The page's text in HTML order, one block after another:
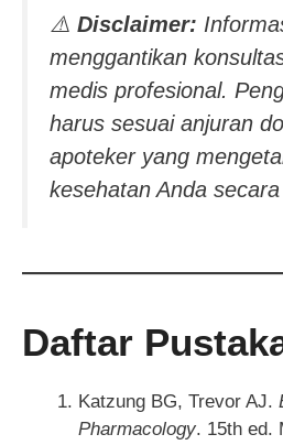
⚠️ Disclaimer:
menggantikan
medis profesional.
harus sesuai anjuran
apoteker yang
kesehatan Anda
Daftar
Katzung BG, Trevor AJ.
Pharmacology. 15th ed.